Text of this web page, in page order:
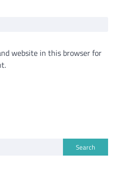
website in this browser for
Search